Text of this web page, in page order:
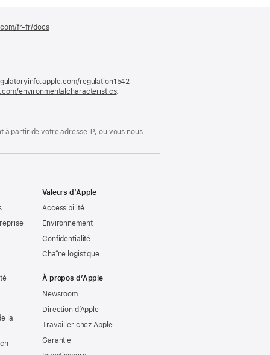
fr-fr/docs(s’ouvre
regulation1542
environmentalcharacteristics.
partir de votre adresse IP, ou vous nous
la
Valeurs d’Apple
Accessibilité
Environnement
Confidentialité
Chaîne logistique
À propos d’Apple
Newsroom
Direction d’Apple
Travailler chez Apple
Garantie